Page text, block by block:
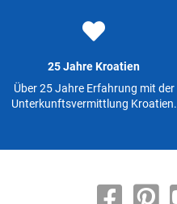
25 Jahre Kroatien
Über 25 Jahre Erfahrung mit der
Unterkunftsvermittlung Kroatien.